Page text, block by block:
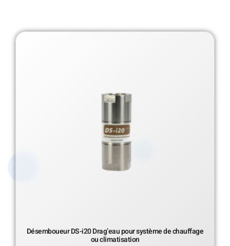
Désemboueur DS-i20 Drag’eau pour système de chauffage
ou climatisation